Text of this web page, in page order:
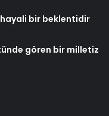
bir beklentidir
gören bir milletiz